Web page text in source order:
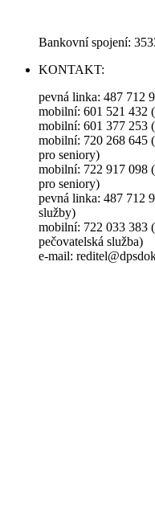
Bankovní spojení:
KONTAKT:
pevná linka: 487 712
mobilní: 601 521 432
mobilní: 601 377 253
mobilní: 720 268 645
pro seniory)
mobilní: 722 917 098
pro seniory)
pevná linka: 487 712
služby)
mobilní: 722 033 383
pečovatelská služba)
e-mail: